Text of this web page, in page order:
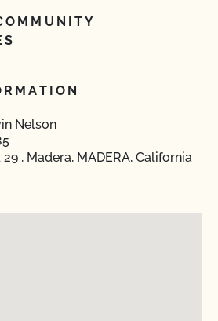
Nelson
, Madera, MADERA, California